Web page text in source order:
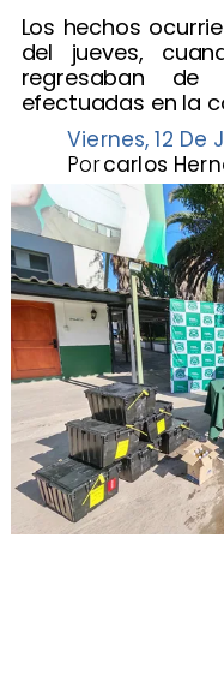
Los hechos
del jueves,
regresaban de
efectuadas en la
Viernes, 12 De
carlos
Por